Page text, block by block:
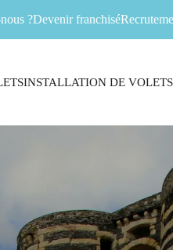
?Devenir franchisé
INSTALLATION DE VOLETS